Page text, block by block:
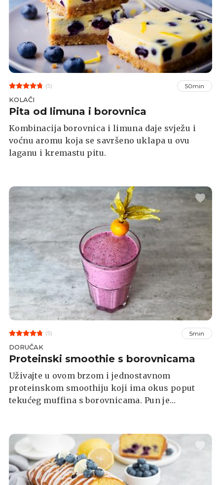
(5) 50min
KOLAČI
Pita od limuna i borovnica
Kombinacija borovnica i limuna daje svježu i
voćnu aromu koja se savršeno uklapa u ovu
laganu i kremastu pitu.
(5) 5min
DORUČAK
Proteinski smoothie s borovnicama
Uživajte u ovom brzom i jednostavnom
proteinskom smoothiju koji ima okus poput
tekućeg muffina s borovnicama. Pun je
otprilike 50 grama.